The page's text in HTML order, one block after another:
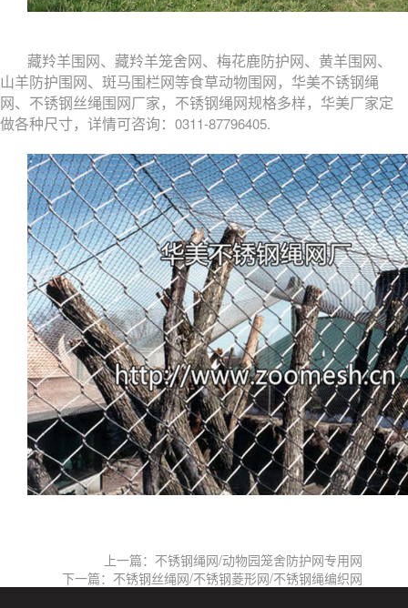
藏羚羊围网、藏羚羊笼舍网、梅花鹿防护网、黄羊围网、
山羊防护围网、斑马围栏网等食草动物围网，华美不锈钢绳
网、不锈钢丝绳围网厂家，不锈钢绳网规格多样，华美厂家定
做各种尺寸，详情可咨询： 0311-87796405.
上一篇：不锈钢绳网/动物园笼舍防护网专用网
下一篇：不锈钢丝绳网/不锈钢菱形网/不锈钢绳编织网